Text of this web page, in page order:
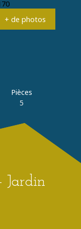
01 79
+ de photos
Pièces
5
Jardin